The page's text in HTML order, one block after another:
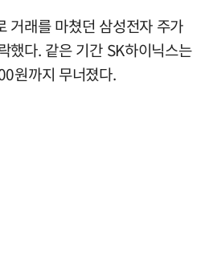
거래를 마쳤던 삼성전자 주가
했다. 같은 기간 SK하이닉스는
원까지 무너졌다.